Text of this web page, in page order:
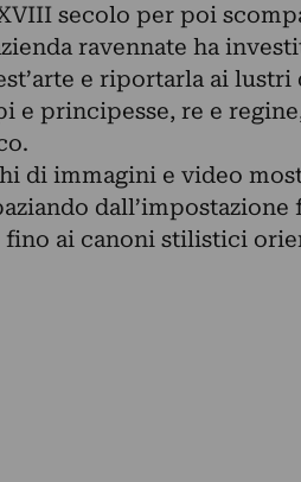
secolo per poi
ravennate ha
e riportarla ai lustri
e principesse, re e
di immagini e video
dall’impostazione
fino ai canoni stilistici